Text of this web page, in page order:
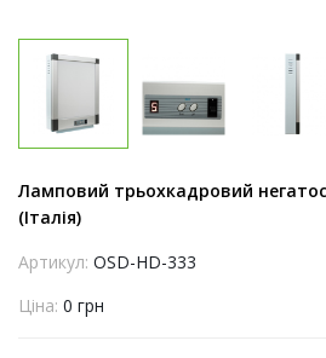
Ламповий трьохкадровий
(Італія)
Артикул: OSD-HD-333
Ціна: 0 грн